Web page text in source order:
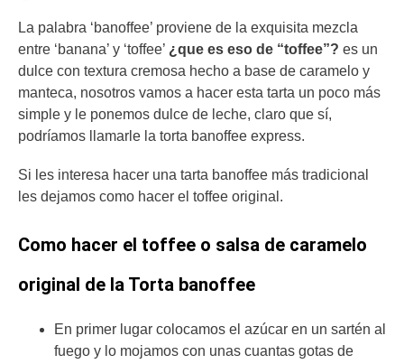
La palabra ‘banoffee’ proviene de la exquisita mezcla
entre ‘banana’ y ‘toffee’ ¿que es eso de “toffee”? es un
dulce con textura cremosa hecho a base de caramelo y
manteca, nosotros vamos a hacer esta tarta un poco más
simple y le ponemos dulce de leche, claro que sí,
podríamos llamarle la torta banoffee express.
Si les interesa hacer una tarta banoffee más tradicional
les dejamos como hacer el toffee original.
Como hacer el toffee o salsa de caramelo
original de la Torta banoffee
En primer lugar colocamos el azúcar en un sartén al
fuego y lo mojamos con unas cuantas gotas de